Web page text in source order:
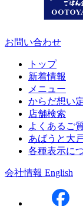
お問い合わせ
トップ
新着情報
メニュー
からだ想い
店舗検索
よくあるご
あばうと大
各種表示に
会社情報 English